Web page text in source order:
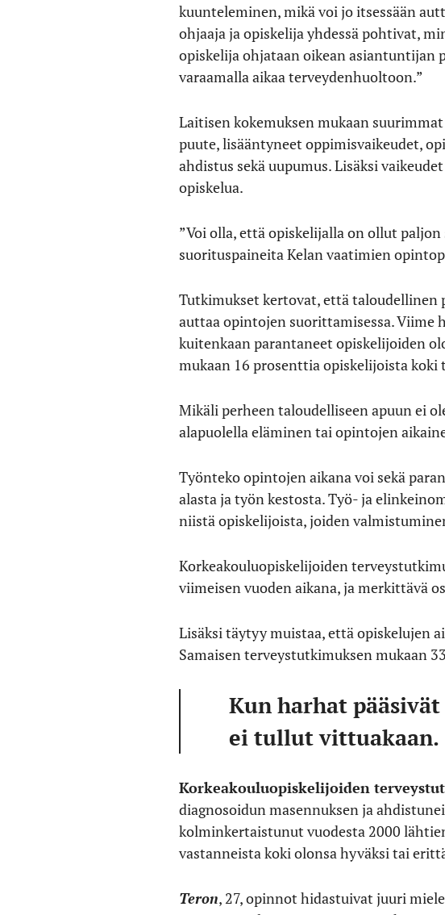
kuunteleminen, mikä voi jo itsessään
ohjaaja ja opiskelija yhdessä pohtivat,
opiskelija ohjataan oikean asiantuntijan
varaamalla aikaa terveydenhuoltoon.”
Laitisen kokemuksen mukaan
puute, lisääntyneet oppimisvaikeudet,
ahdistus sekä uupumus. Lisäksi
opiskelua.
”Voi olla, että opiskelijalla on ollut
suorituspaineita Kelan vaatimien
Tutkimukset kertovat, että taloudellinen
auttaa opintojen suorittamisessa.
kuitenkaan parantaneet opiskelijoiden
mukaan 16 prosenttia opiskelijoista
Mikäli perheen taloudelliseen apuun ei
alapuolella eläminen tai opintojen
Työnteko opintojen aikana voi sekä
alasta ja työn kestosta. Työ- ja
niistä opiskelijoista, joiden
Korkeakouluopiskelijoiden
viimeisen vuoden aikana, ja merkittävä
Lisäksi täytyy muistaa, että opiskelujen
Samaisen terveystutkimuksen mukaan
Kun harhat
ei tullut vittuakaan.
Korkeakouluopiskelijoiden
diagnosoidun masennuksen ja
kolminkertaistunut vuodesta 2000
vastanneista koki olonsa hyväksi tai
Teron, 27, opinnot hidastuivat juuri